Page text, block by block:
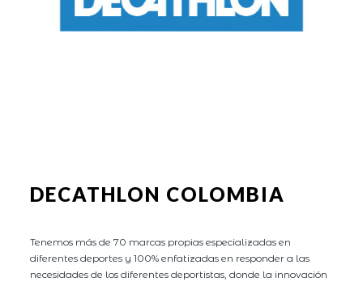
DECATHLON COLOMBIA
Tenemos más de 70 marcas propias especializadas en
diferentes deportes y 100% enfatizadas en responder a las
necesidades de los diferentes deportistas, donde la innovación